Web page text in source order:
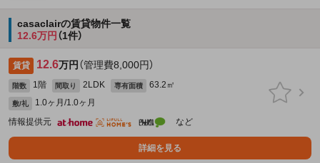
casaclairの賃貸物件一覧
12.6万円 （1件）
賃貸 12.6万円 （管理費8,000円）
階数 1階 間取り 2LDK 専有面積 63.2㎡
敷/礼
1.0ヶ月/1.0ヶ月
情報提供元
など
詳細を見る